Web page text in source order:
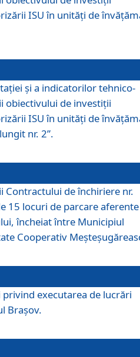
ISU în unități de
și a indicatorilor tehnico-
obiectivului de investiții
ISU în unități de
nr. 2”.
Contractului de închiriere nr.
15 locuri de parcare aferente
încheiat între Municipiul
Cooperativ
executarea de lucrări
Brașov.